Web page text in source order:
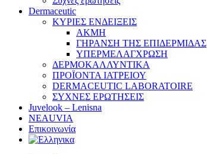
Dermaceutic
ΚΥΡΙΕΣ ΕΝΔΕΙΞΕΙΣ
ΑΚΜΗ
ΓΗΡΑΝΣΗ ΤΗΣ ΕΠΙΔΕΡΜΙΔΑΣ
ΥΠΕΡΜΕΛΑΓΧΡΩΣΗ
ΔΕΡΜΟΚΑΛΛΥΝΤΙΚΑ
ΠΡΟΪΟΝΤΑ ΙΑΤΡΕΙΟΥ
DERMACEUTIC LABORATOIRE
ΣΥΧΝΕΣ ΕΡΩΤΗΣΕΙΣ
Juvelook – Lenisna
NEAUVIA
Επικοινωνία